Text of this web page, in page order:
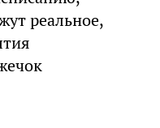
реальное,